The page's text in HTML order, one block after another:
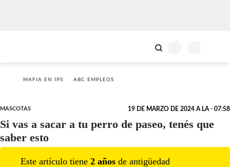
MAFIA EN IPS ABC EMPLEOS
MASCOTAS 19 DE MARZO DE 2024 A LA - 07:58
Si vas a sacar a tu perro de paseo, tenés que
saber esto
Este artículo tiene 2 años de antigüedad